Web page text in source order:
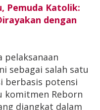
Pemuda Katolik:
dengan
pelaksanaan
sebagai salah satu
berbasis potensi
komitmen Reborn
diangkat dalam